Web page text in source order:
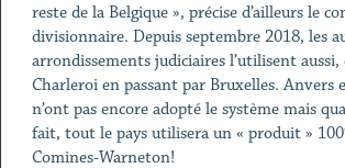
reste de la Belgique », précise d’ailleurs le
divisionnaire. Depuis septembre 2018, les
arrondissements judiciaires l’utilisent aussi,
Charleroi en passant par Bruxelles. Anvers
n’ont pas encore adopté le système mais
fait, tout le pays utilisera un « produit »
Comines-Warneton!